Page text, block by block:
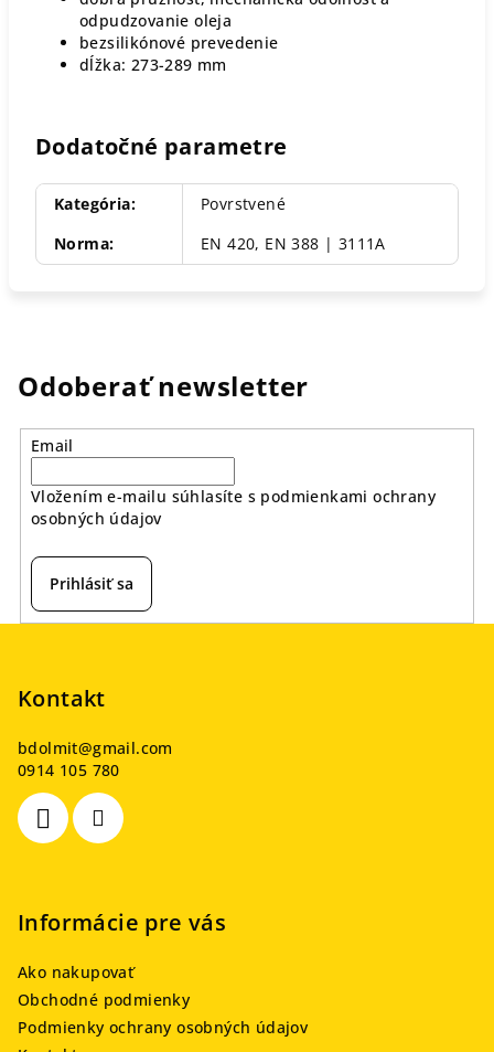
odpudzovanie oleja
bezsilikónové prevedenie
dĺžka: 273-289 mm
Dodatočné parametre
Kategória:
Povrstvené
Norma: EN 420, EN 388 | 3111A
Odoberať newsletter
Email
Vložením e-mailu súhlasíte s podmienkami ochrany
osobných údajov
Prihlásiť sa
Kontakt
bdolmit@gmail.com
0914 105 780
Informácie pre vás
Ako nakupovať
Obchodné podmienky
Podmienky ochrany osobných údajov